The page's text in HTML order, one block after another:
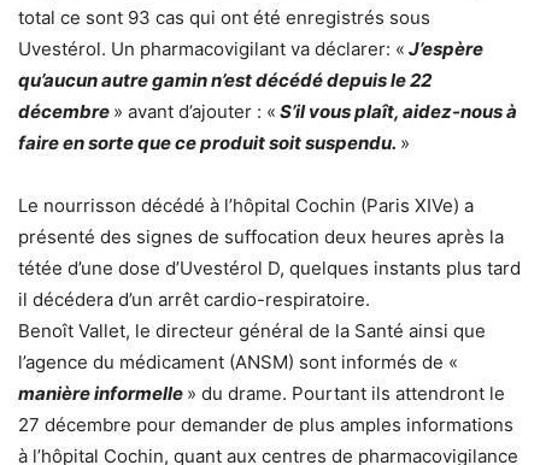
total ce sont 93 cas qui ont été enregistrés sous
Uvestérol. Un pharmacovigilant va déclarer: « J’espère
qu’aucun autre gamin n’est décédé depuis le 22
décembre » avant d’ajouter : « S’il vous plaît, aidez-nous à
faire en sorte que ce produit soit suspendu. »
Le nourrisson décédé à l’hôpital Cochin (Paris XIVe) a
présenté des signes de suffocation deux heures après la
tétée d’une dose d’Uvestérol D, quelques instants plus tard
il décédera d’un arrêt cardio-respiratoire.
Benoît Vallet, le directeur général de la Santé ainsi que
l’agence du médicament (ANSM) sont informés de «
manière informelle » du drame. Pourtant ils attendront le
27 décembre pour demander de plus amples informations
à l’hôpital Cochin, quant aux centres de pharmacovigilance